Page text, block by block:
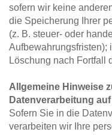
sofern wir keine
die Speicherung Ihrer
(z. B. steuer- oder
Aufbewahrungsfristen);
Löschung nach Fortfall
Allgemeine Hinweise
Datenverarbeitung
Sofern Sie in die
verarbeiten wir Ihre